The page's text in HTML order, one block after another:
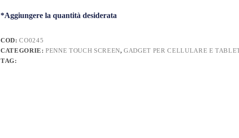
*Aggiungere la quantità desiderata
COD:CO0245
CATEGORIE:PENNE TOUCH SCREEN,GADGET PER CELLULARE E
TAG: